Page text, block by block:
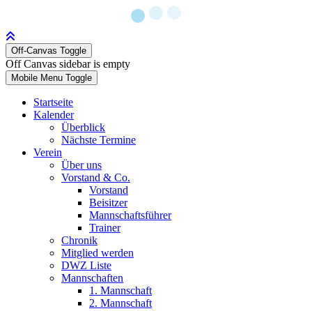
Off-Canvas Toggle
Off Canvas sidebar is empty
Mobile Menu Toggle
Startseite
Kalender
Überblick
Nächste Termine
Verein
Über uns
Vorstand & Co.
Vorstand
Beisitzer
Mannschaftsführer
Trainer
Chronik
Mitglied werden
DWZ Liste
Mannschaften
1. Mannschaft
2. Mannschaft